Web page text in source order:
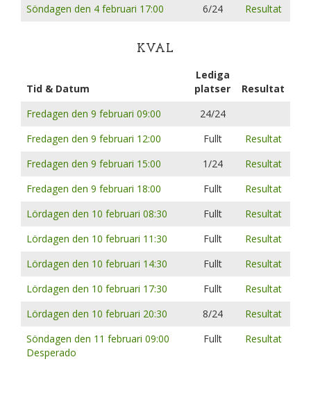
Söndagen den 4 februari 17:00
6/24 Resultat
KVAL
Tid & Datum
Lediga
platser
Resultat
Fredagen den 9 februari 09:00
24/24
Fredagen den 9 februari 12:00
Fullt
Resultat
Fredagen den 9 februari 15:00
1/24
Resultat
Fredagen den 9 februari 18:00
Fullt
Resultat
Lördagen den 10 februari 08:30
Fullt
Resultat
Lördagen den 10 februari 11:30
Fullt
Resultat
Lördagen den 10 februari 14:30
Fullt
Resultat
Lördagen den 10 februari 17:30
Fullt
Resultat
Lördagen den 10 februari 20:30
8/24
Resultat
Söndagen den 11 februari 09:00
Desperado
Fullt Resultat